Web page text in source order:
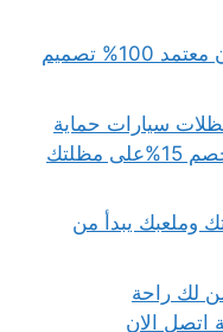
مظلات شد انشائي الرياض..ضمان معتمد 100% تصميم
سيارات حماية
مثالية 100%من أشعة الشمس..خصم 15%على مظلتك
وملعبك يبدأ من
لك راحة